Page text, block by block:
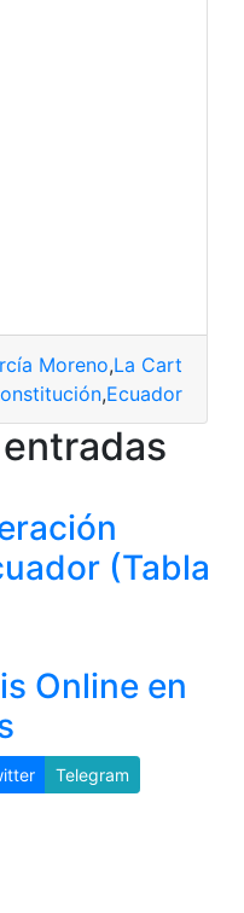
Moreno,La Carta
,Ecuador
(Tabla
Online en
Telegram